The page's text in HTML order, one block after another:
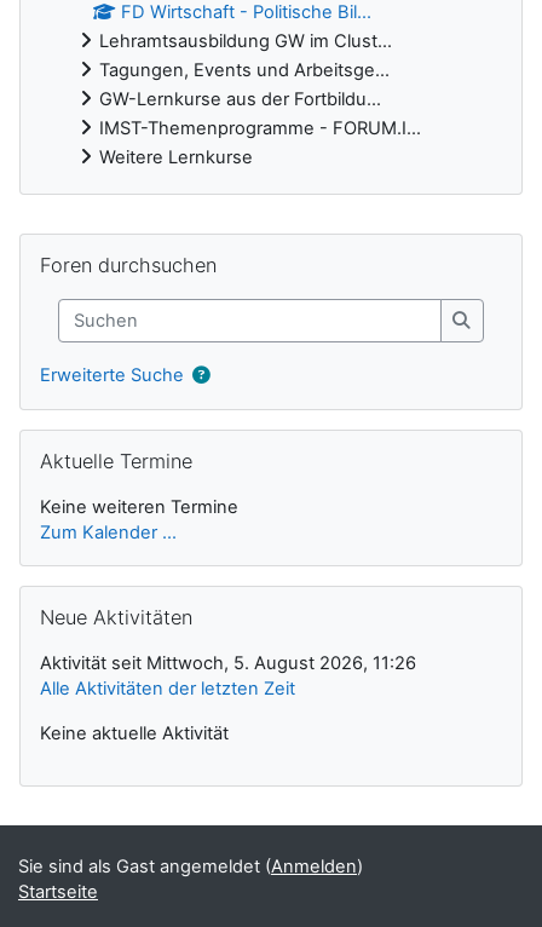
FD Wirtschaft - Politische Bil...
Lehramtsausbildung GW im Clust...
Tagungen, Events und Arbeitsge...
GW-Lernkurse aus der Fortbildu...
IMST-Themenprogramme - FORUM.I...
Weitere Lernkurse
Foren durchsuchen
Suchen
Suchen
Erweiterte Suche
Aktuelle Termine
Keine weiteren Termine
Zum Kalender ...
Neue Aktivitäten
Aktivität seit Mittwoch, 5. August 2026, 11:26
Alle Aktivitäten der letzten Zeit
Keine aktuelle Aktivität
Sie sind als Gast angemeldet (Anmelden)
Startseite